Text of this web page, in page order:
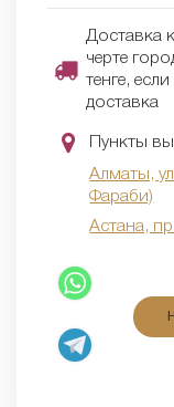
Доставка
черте
тенге,
доставка
Пункты
Алматы,
Фараби)
Астана,